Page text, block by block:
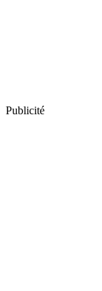
Publicité